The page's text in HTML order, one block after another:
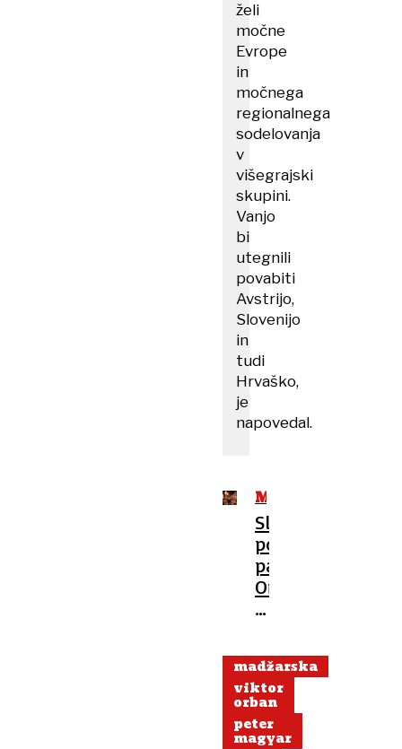
želi
močne
Evrope
in
močnega
regionalnega
sodelovanja
v
višegrajski
skupini.
Vanjo
bi
utegnili
povabiti
Avstrijo,
Slovenijo
in
tudi
Hrvaško,
je
napovedal.
MADŽARSKA
Slavje
po
padcu
Orbana:
»Končno
dokazali,
da
pripadamo
Evropi«
madžarska
viktor
orban
peter
magyar